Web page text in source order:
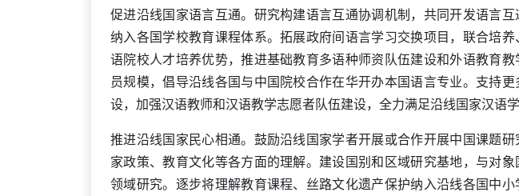
促进沿线国家语言互通。研究构建语言互通协调机制，共同开发语言
纳入各国学校教育课程体系。拓展政府间语言学习交换项目，联合培
语院校人才培养优势，推进基础教育多语种师资队伍建设和外语教育
员规模，倡导沿线各国与中国院校合作在华开办本国语言专业。支持
设，加强汉语教师和汉语教学志愿者队伍建设，全力满足沿线国家汉语学
推进沿线国家民心相通。鼓励沿线国家学者开展或合作开展中国课题
家政策、教育文化等各方面的理解。建设国别和区域研究基地，与对
领域研究。逐步将理解教育课程、丝路文化遗产保护纳入沿线各国中